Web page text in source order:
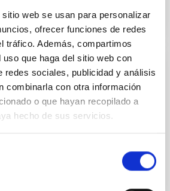
web se usan para personalizar
ofrecer funciones de redes
tráfico. Además, compartimos
que haga del sitio web con
redes sociales, publicidad y análisis
combinarla con otra información
o que hayan recopilado a
hecho de sus servicios.
Cometas